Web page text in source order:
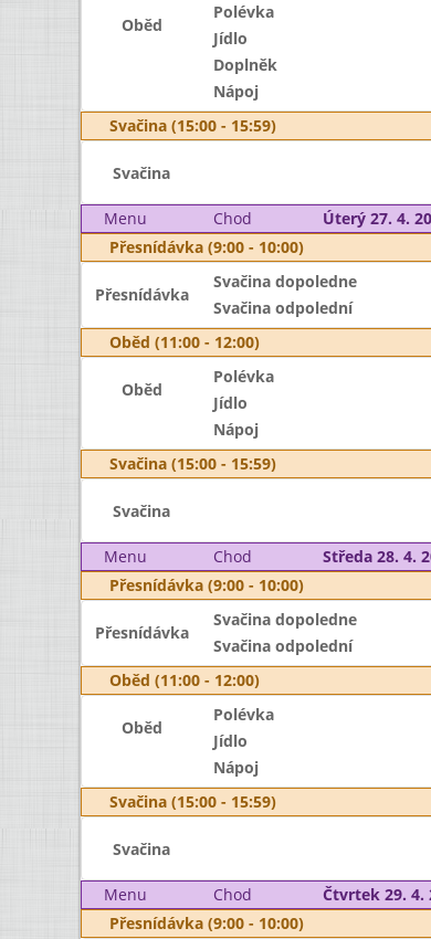
Oběd
Polévka
Jídlo
Doplněk
Nápoj
Svačina (15:00 - 15:59)
Svačina
Menu Chod Úterý 27. 4.
Přesnídávka (9:00 - 10:00)
Přesnídávka
Svačina dopoledne
Svačina odpolední
Oběd (11:00 - 12:00)
Oběd
Polévka
Jídlo
Nápoj
Svačina (15:00 - 15:59)
Svačina
Menu Chod Středa 28. 4.
Přesnídávka (9:00 - 10:00)
Přesnídávka
Svačina dopoledne
Svačina odpolední
Oběd (11:00 - 12:00)
Oběd
Polévka
Jídlo
Nápoj
Svačina (15:00 - 15:59)
Svačina
Menu Chod Čtvrtek 29. 4.
Přesnídávka (9:00 - 10:00)